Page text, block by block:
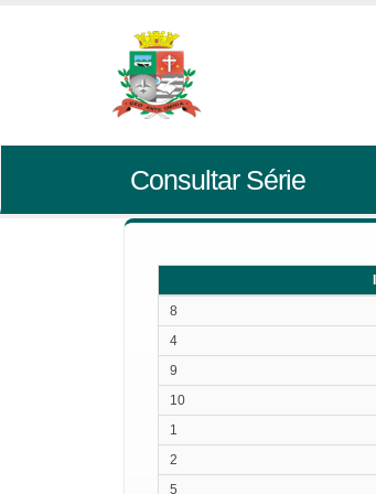
Consultar Série
8
4
9
10
1
2
5